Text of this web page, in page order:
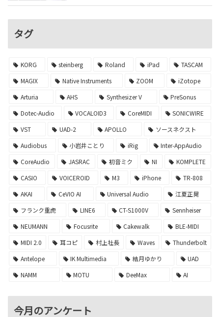
タグ
KORG steinberg Roland iPad
TASCAM
MAGIX
Native Instruments ZOOM
iZotope
Arturia
AHS Synthesizer V
PreSonus
Dotec-Audio
VOCALOID3 CoreMIDI
SONICWIRE
VST
UAD-2 APOLLO
ソースネクスト
Audiobus
小岩井ことり iRig
Inter-AppAudio
CoreAudio
JASRAC 初音ミク NI
KOMPLETE
CASIO
VOICEROID M3 iPhone
TR-808
AKAI
CeVIO AI Universal Audio
江夏正晃
フランク重虎
LINE6 CT-S1000V
Sennheiser
NEUMANN
Focusrite Cakewalk
BLE-MIDI
MIDI 2.0
耳コピ 村上社長 Waves
Thunderbolt
Antelope
IK Multimedia 結月ゆかり
UAD
NAMM
MOTU DeeMax AI
今月のアンケート